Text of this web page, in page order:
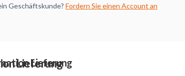
Geschäftskunde? Fordern Sie einen Account an
Lieferung
Lieferung